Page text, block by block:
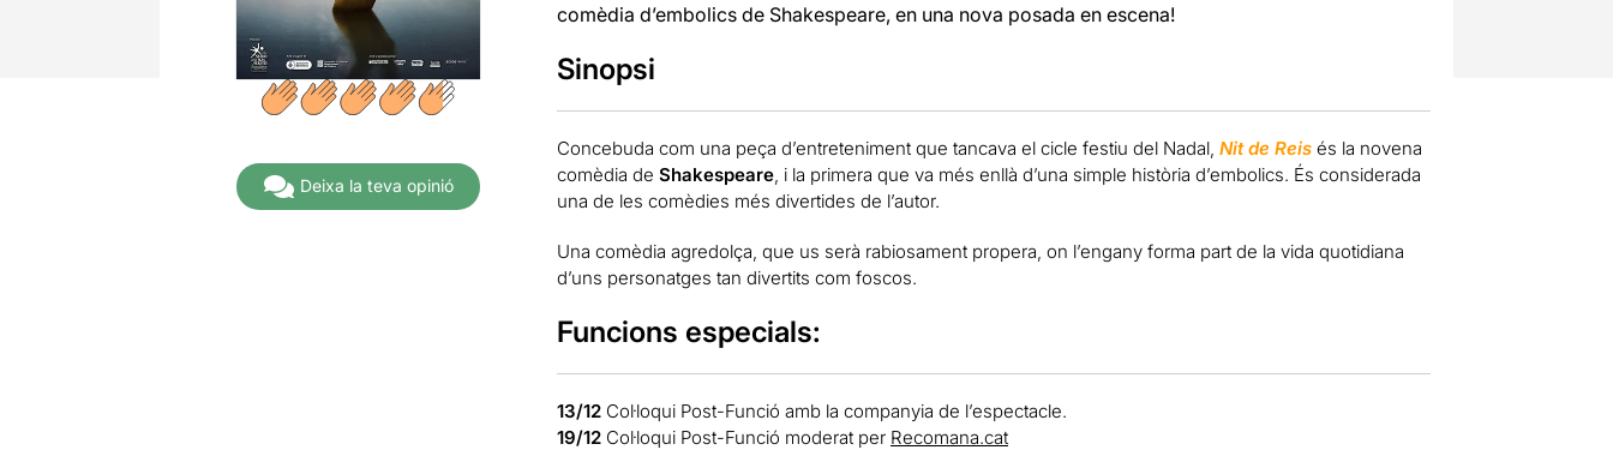
Deixa la teva opinió
comèdia d’embolics de Shakespeare, en una nova posada en escena!
Sinopsi
Concebuda com una peça d’entreteniment que tancava el cicle festiu del Nadal, Nit de Reisés la novena
comèdia de Shakespeare, i la primera que va més enllà d’una simple història d’embolics. És considerada
una de les comèdies més divertides de l’autor.
Una comèdia agredolça, que us serà rabiosament propera, on l’engany forma part de la vida quotidiana
d’uns personatges tan divertits com foscos.
Funcions especials:
13/12Col·loqui Post-Funció amb la companyia de l’espectacle.
19/12Col·loqui Post-Funció moderat per Recomana.cat